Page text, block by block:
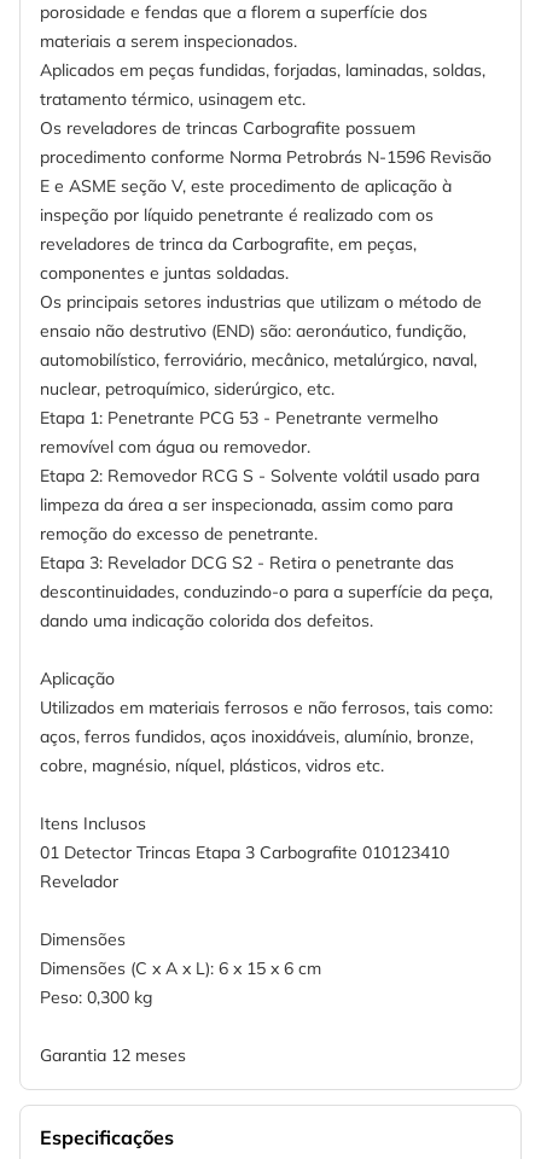
porosidade e fendas que a florem a superfície dos
materiais a serem inspecionados.
Aplicados em peças fundidas, forjadas, laminadas, soldas,
tratamento térmico, usinagem etc.
Os reveladores de trincas Carbografite possuem
procedimento conforme Norma Petrobrás N-1596 Revisão
E e ASME seção V, este procedimento de aplicação à
inspeção por líquido penetrante é realizado com os
reveladores de trinca da Carbografite, em peças,
componentes e juntas soldadas.
Os principais setores industrias que utilizam o método de
ensaio não destrutivo (END) são: aeronáutico, fundição,
automobilístico, ferroviário, mecânico, metalúrgico, naval,
nuclear, petroquímico, siderúrgico, etc.
Etapa 1: Penetrante PCG 53 - Penetrante vermelho
removível com água ou removedor.
Etapa 2: Removedor RCG S - Solvente volátil usado para
limpeza da área a ser inspecionada, assim como para
remoção do excesso de penetrante.
Etapa 3: Revelador DCG S2 - Retira o penetrante das
descontinuidades, conduzindo-o para a superfície da peça,
dando uma indicação colorida dos defeitos.
Aplicação
Utilizados em materiais ferrosos e não ferrosos, tais como:
aços, ferros fundidos, aços inoxidáveis, alumínio, bronze,
cobre, magnésio, níquel, plásticos, vidros etc.
Itens Inclusos
01 Detector Trincas Etapa 3 Carbografite 010123410
Revelador
Dimensões
Dimensões (C x A x L): 6 x 15 x 6 cm
Peso: 0,300 kg
Garantia 12 meses
Especificações